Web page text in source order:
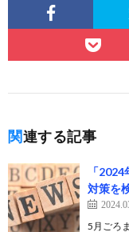
関連する記事
「
対策を
5月ごろ